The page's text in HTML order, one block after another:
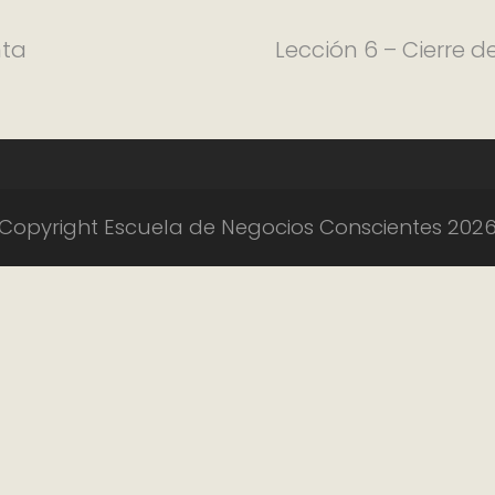
Lección 6 – Cierre
Escuela de Negocios Conscientes 2026